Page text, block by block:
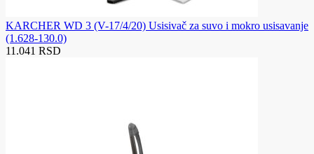
KARCHER WD 3 (V-17/4/20) Usisivač za suvo i mokro usisavanje
(1.628-130.0)
11.041 RSD